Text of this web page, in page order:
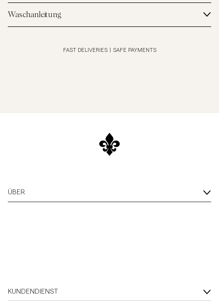
Waschanleitung
FAST DELIVERIES SAFE PAYMENTS
ÜBER
KUNDENDIENST